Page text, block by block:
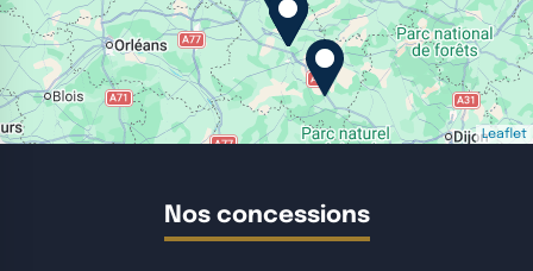
Leaflet
Nos concessions